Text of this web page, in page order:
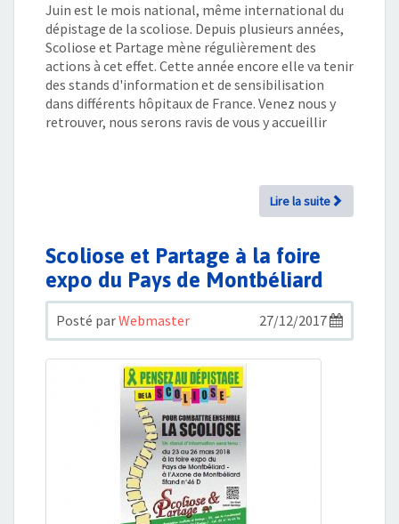
Juin est le mois national, même international du
dépistage de la scoliose. Depuis plusieurs années,
Scoliose et Partage mène régulièrement des
actions à cet effet. Cette année encore elle va tenir
des stands d'information et de sensibilisation
dans différents hôpitaux de France. Venez nous y
retrouver, nous serons ravis de vous y accueillir
Lire la suite
Scoliose et Partage à la foire
expo du Pays de Montbéliard
Posté parWebmaster 27/12/2017